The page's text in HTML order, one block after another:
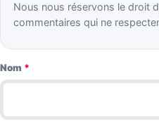
Nous nous réservons le droit
commentaires qui ne
Nom *